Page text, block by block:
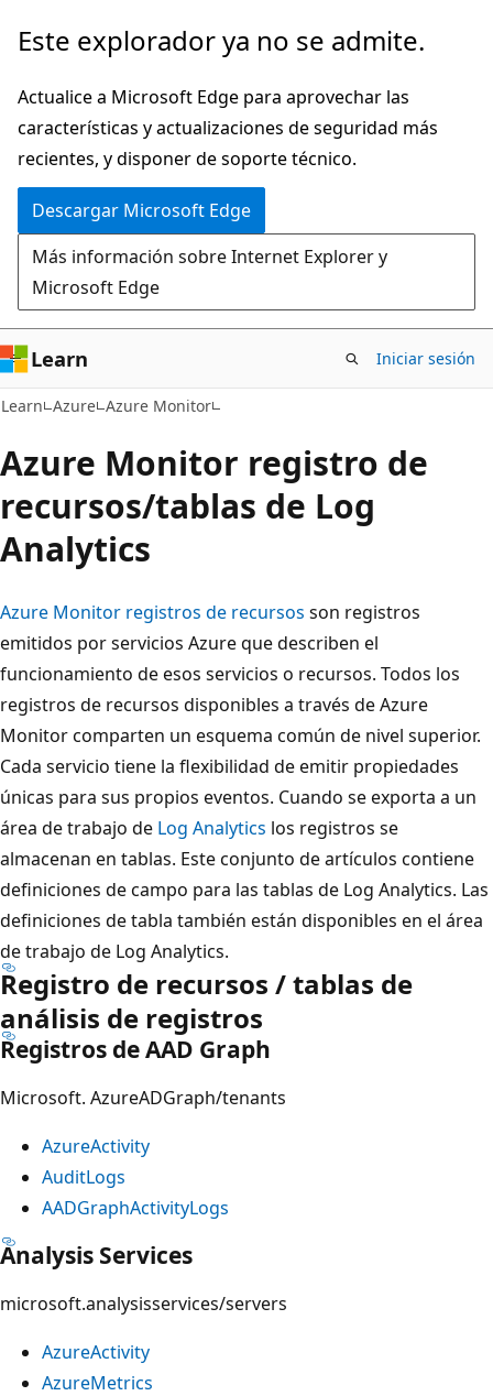
Ir
contenido
principal
Este explorador ya no se admite.
Actualice a Microsoft Edge para aprovechar las
características y actualizaciones de seguridad más
recientes, y disponer de soporte técnico.
Descargar Microsoft Edge
Más información sobre Internet Explorer y
Microsoft Edge
Learn Iniciar sesión
Learn Azure Azure Monitor
Azure Monitor registro de
recursos/tablas de Log
Analytics
Azure Monitor registros de recursos son registros
emitidos por servicios Azure que describen el
funcionamiento de esos servicios o recursos. Todos los
registros de recursos disponibles a través de Azure
Monitor comparten un esquema común de nivel superior.
Cada servicio tiene la flexibilidad de emitir propiedades
únicas para sus propios eventos. Cuando se exporta a un
área de trabajo de Log Analytics los registros se
almacenan en tablas. Este conjunto de artículos contiene
definiciones de campo para las tablas de Log Analytics. Las
definiciones de tabla también están disponibles en el área
de trabajo de Log Analytics.
Registro de recursos / tablas de
análisis de registros
Registros de AAD Graph
Microsoft. AzureADGraph/tenants
AzureActivity
AuditLogs
AADGraphActivityLogs
Analysis Services
microsoft.analysisservices/servers
AzureActivity
AzureMetrics